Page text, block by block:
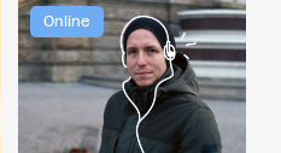
Online